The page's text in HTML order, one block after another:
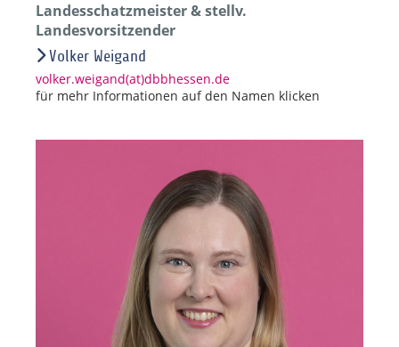
Landesschatzmeister & stellv.
Landesvorsitzender
Volker Weigand
volker.weigand(at)dbbhessen.de
für mehr Informationen auf den Namen klicken